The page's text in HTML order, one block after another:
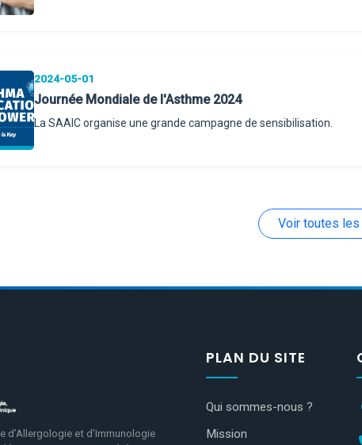
2024-05-01
Journée Mondiale de l'Asthme 2024
La SAAIC organise une grande campagne de sensibilisation.
Voir toutes
d’Allergologie et d’Immunologie
PLAN DU SITE
Qui sommes-nous ?
Mission